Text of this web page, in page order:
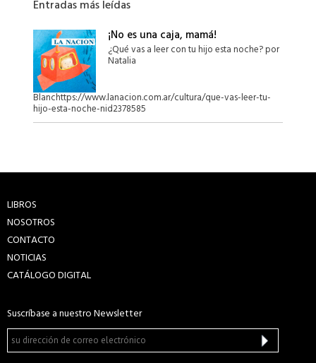
Entradas más leídas
¡No es una caja, mamá!
¿Qué vas a leer con tu hijo esta noche? por
Natalia
Blanchttps://www.lanacion.com.ar/cultura/que-vas-leer-tu-
hijo-esta-noche-nid2378585
LIBROS
NOSOTROS
CONTACTO
NOTICIAS
CATÁLOGO DIGITAL
Suscríbase a nuestro Newsletter